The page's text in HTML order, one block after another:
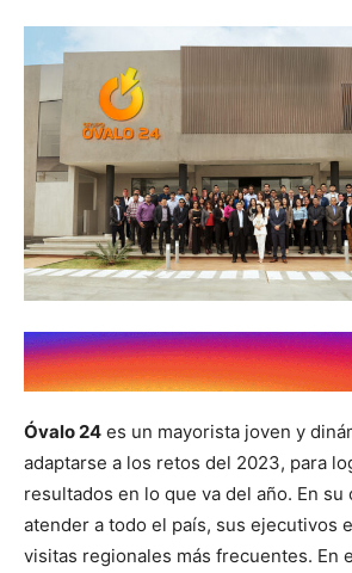
Óvalo 24 es un mayorista joven y
adaptarse a los retos del 2023, para
resultados en lo que va del año. En
atender a todo el país, sus ejecutivos
visitas regionales más frecuentes. En